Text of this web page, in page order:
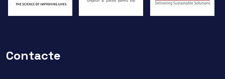
Contacte